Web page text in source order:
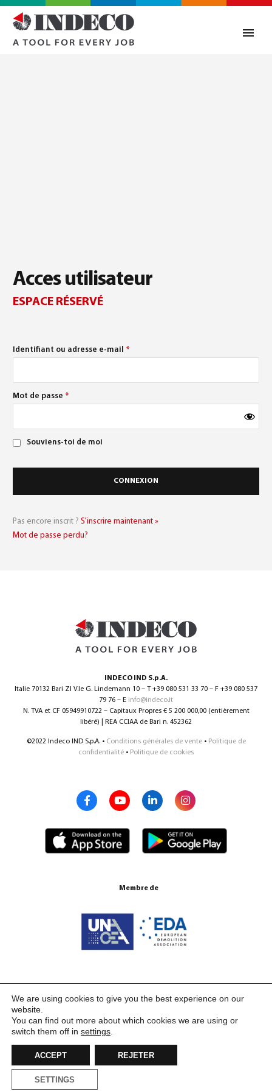
0
Français(
Acces utilisateur
ESPACE RÉSERVÉ
Identifiant ou adresse e-mail *
Mot de passe *
Souviens-toi de moi
Pas encore inscrit ? S'inscrire maintenant »
Mot de passe perdu?
INDECO IND S.p.A.
Italie 70132 Bari ZI V.le G. Lindemann 10 – T +39 080 531 33 70 – F +39 080 537
79 76 – E info@indeco.it
N. TVA et CF 05949910722 – Capitaux Propres € 5 200 000,00 (entièrement
libéré) | REA CCIAA de Bari n. 452362
©2022 Indeco IND S.p.A. • Conditions générales de vente• Politique de
confidentialité • Politique de cookies
Membre de
We are using cookies to give you the best experience on our
website.
You can find out more about which cookies we are using or
switch them off in settings
ACCEPT REJETER
SETTINGS